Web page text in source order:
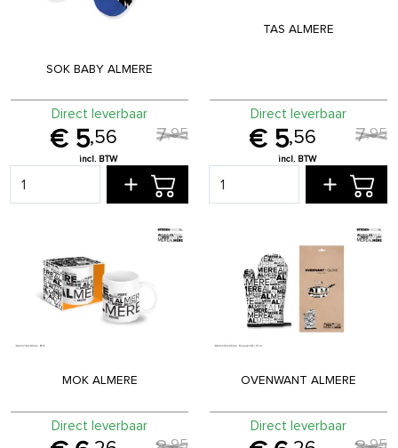
SOK BABY ALMERE
5,56 7,95
Direct leverbaar
TAS ALMERE
5,56 7,95
Direct leverbaar
MOK ALMERE
Direct leverbaar
OVENWANT ALMERE
Direct leverbaar